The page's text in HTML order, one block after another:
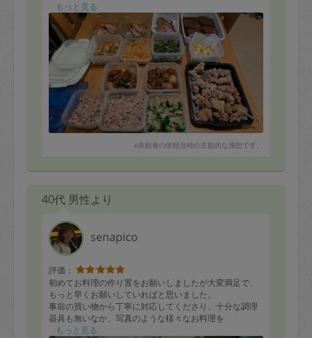
■鶏の唐揚げ
■豚の角煮（煮卵入り）
■じゃがいもの素揚げ
■煮込みハンバーグ
■豚肉とベーコンの挟み焼き
■鶏肉とたまねぎのカレー炒め
■もやしとにんじんのナムル
■ほうれん草のペペロンチーノ
■餃子のタネ
■ブロッコリーとツナの和え物
もっと見る
※依頼者の依頼当時の主観的な感想です。
40代 男性より
senapico
評価：
初めてお料理の作り置をお願いしましたが大変満足で、
もっと早くお願いしていればと思いました。
事前の買い物から丁寧に対応してくださり、十分な調理
器具も無いなか、写真のような様々なお料理を
お作りいただきました。
もっと見る